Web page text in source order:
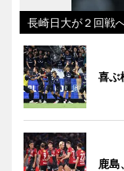
長崎日大が２回戦
喜
鹿